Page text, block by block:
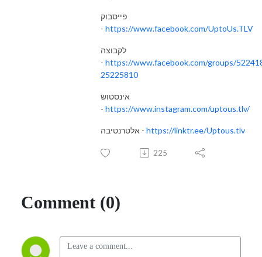
פייסבוק
- https://www.facebook.com/UptoUs.TLV
לקבוצה
- https://www.facebook.com/groups/
25225810
אינסטוש
- https://www.instagram.com/uptous.tlv/
אלטרנטיבה - https://linktr.ee/Uptous.tlv
225
Comment (0)